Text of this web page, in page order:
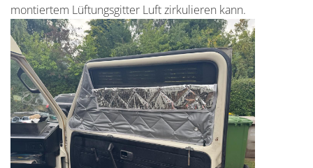
montiertem Lüftungsgitter Luft zirkulieren kann.